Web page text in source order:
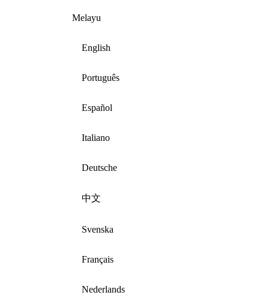
Melayu
English
Português
Español
Italiano
Deutsche
中文
Svenska
Français
Nederlands